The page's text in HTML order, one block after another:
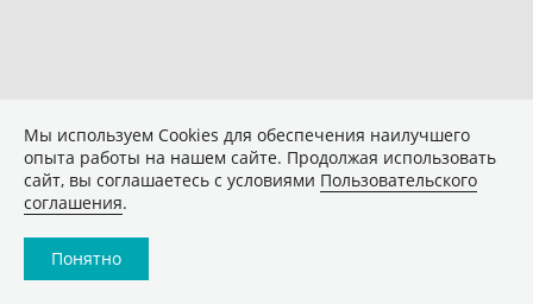
Мы используем Сookies для обеспечения наилучшего
опыта работы на нашем сайте. Продолжая использовать
сайт, вы соглашаетесь с условиями Пользовательского
соглашения.
Понятно